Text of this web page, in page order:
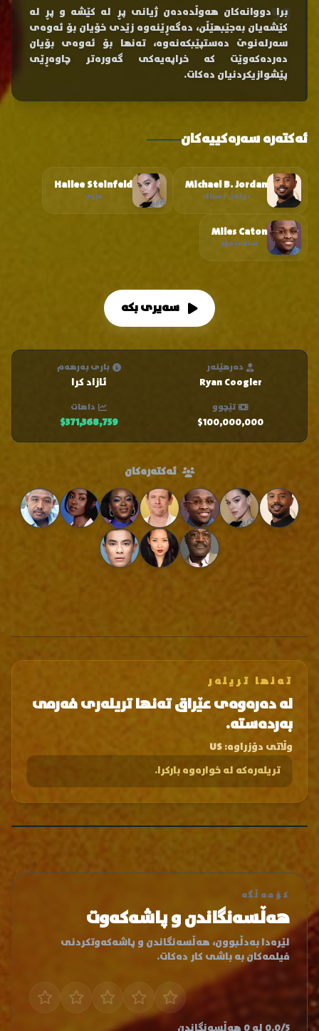
برا دووانەکان هەوڵدەدەن ژیانی پڕ لە کێشە و پڕ لە
کێشەیان بەجێبهێڵن، دەگەڕێنەوە زێدی خۆیان بۆ ئەوەی
سەرلەنوێ دەستپێبکەنەوە، تەنها بۆ ئەوەی بۆیان
دەردەکەوێت کە خراپەیەکی گەورەتر چاوەڕێی
پێشوازیکردنیان دەکات.
ئەکتەرە سەرەکییەکان
Michael B. Jordan
دوکەڵ / ستاک
Hailee Steinfeld
مێری
Miles Caton
سامی مۆر
سەیری بکە
دەرهێنەر
Ryan Coogler
باری بەرهەم
ئازاد کرا
تێچوو
$100,000,000
داهات
$371,368,759
ئەکتەرەکان
تەنها تریلەر
لە دەرەوەی عێراق تەنها تریلەری فەرمی
بەردەستە.
وڵاتی دۆزراوە:US
تریلەرەکە لە خوارەوە بارکرا.
کۆمەڵگە
هەڵسەنگاندن و پاشەکەوت
لێرەدا بەدڵبوون، هەڵسەنگاندن و پاشەکەوتکردنی
فیلمەکان بە باشی کار دەکات.